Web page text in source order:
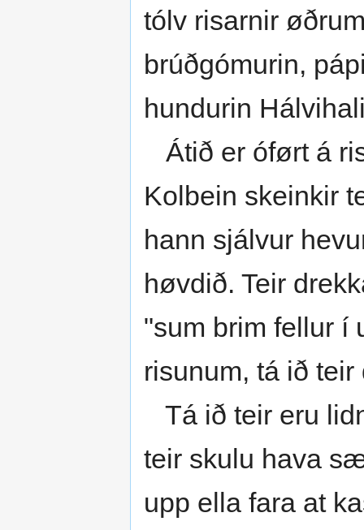
tólv risarnir
brúðgómurin,
hundurin
Átið er óført á
Kolbein skeinkir
hann sjálvur
høvdið. Teir
"sum brim fellur í
risunum, tá ið teir
Tá ið teir eru
teir skulu hava
upp ella fara at